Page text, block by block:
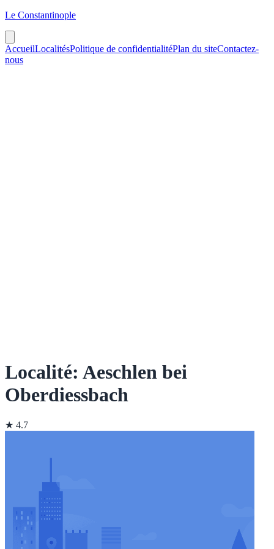
Le Constantinople
AccueilLocalitésPolitique de confidentialitéPlan du siteContactez-
nous
Localité: Aeschlen bei
Oberdiessbach
★ 4.7